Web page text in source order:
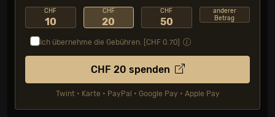
CHF
10
CHF
20
CHF
50
anderer
Betrag
Ich übernehme die Gebühren. [CHF 0.70]
CHF 20 spenden
Twint • Karte • PayPal • Google Pay • Apple Pay